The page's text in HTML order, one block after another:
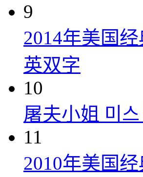
9
2014年美国
英双字
10
屠夫小姐 미
11
2010年美国